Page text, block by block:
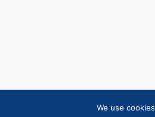
Copyright ©
We use